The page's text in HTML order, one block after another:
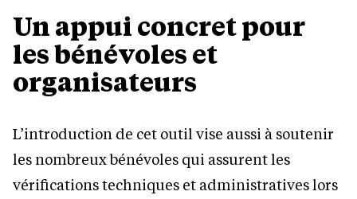
Un appui concret pour
les bénévoles et
organisateurs
L’introduction de cet outil vise aussi à soutenir
les nombreux bénévoles qui assurent les
vérifications techniques et administratives lors